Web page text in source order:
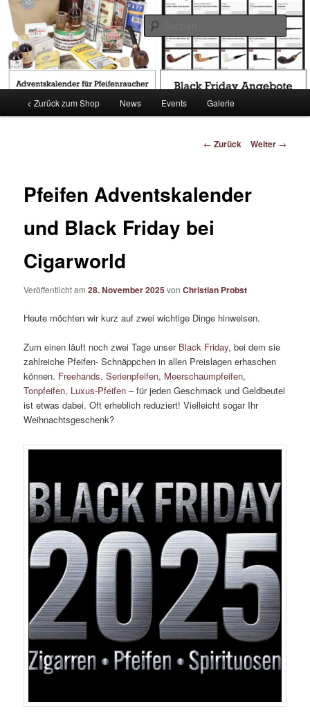
Zum
Inhalt
wechseln
CIGARWORLD Blog
by tabac benden
< Zurück zum Shop News Events Galerie
Beitragsnavigation
← Zurück Weiter →
Pfeifen Adventskalender
und Black Friday bei
Cigarworld
Veröffentlicht am28. November 2025vonChristian Probst
Heute möchten wir kurz auf zwei wichtige Dinge hinweisen.
Zum einen läuft noch zwei Tage unser Black Friday, bei dem sie
zahlreiche Pfeifen- Schnäppchen in allen Preislagen erhaschen
können. Freehands, Serienpfeifen, Meerschaumpfeifen,
Tonpfeifen, Luxus-Pfeifen – für jeden Geschmack und Geldbeutel
ist etwas dabei. Oft erheblich reduziert! Vielleicht sogar Ihr
Weihnachtsgeschenk?